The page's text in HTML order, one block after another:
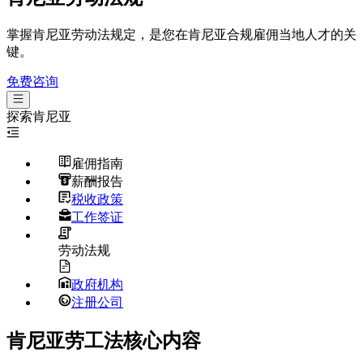
掌握肯尼亚劳动法规定，是您在肯尼亚合规雇佣当地人才的关
键。
免费咨询
探索肯尼亚
雇佣指南
薪酬报告
税收政策
工作签证
劳动法规
政府机构
注册公司
肯尼亚劳工法核心内容